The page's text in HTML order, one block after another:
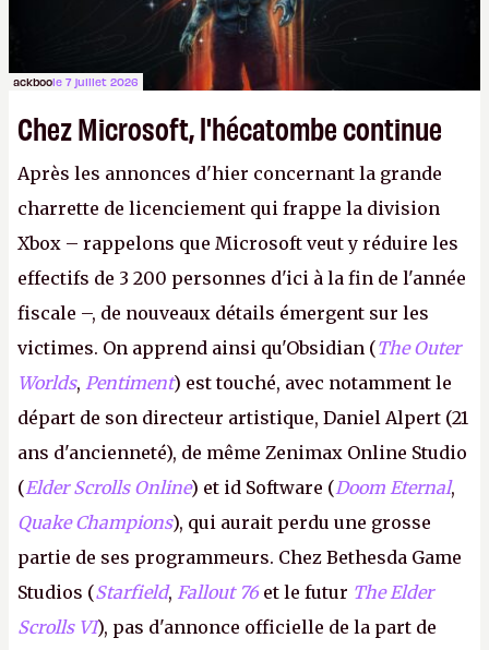
ackboole 7 juillet 2026
Chez Microsoft, l'hécatombe continue
Après les annonces d'hier concernant la grande
charrette de licenciement qui frappe la division
Xbox – rappelons que Microsoft veut y réduire les
effectifs de 3 200 personnes d'ici à la fin de l'année
fiscale –, de nouveaux détails émergent sur les
victimes. On apprend ainsi qu'Obsidian (The Outer
Worlds, Pentiment) est touché, avec notamment le
départ de son directeur artistique, Daniel Alpert (21
ans d'ancienneté), de même Zenimax Online Studio
(Elder Scrolls Online) et id Software (Doom Eternal,
Quake Champions), qui aurait perdu une grosse
partie de ses programmeurs. Chez Bethesda Game
Studios (Starfield, Fallout 76 et le futur The Elder
Scrolls VI), pas d'annonce officielle de la part de